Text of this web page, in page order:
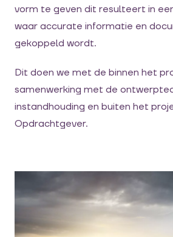
vorm te geven dit resulteert in
waar accurate informatie en
gekoppeld wordt.
Dit doen we met de binnen het
samenwerking met de
instandhouding en buiten het
Opdrachtgever.